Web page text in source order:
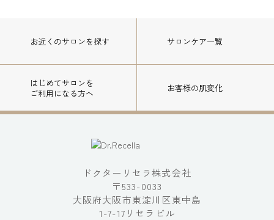
お近くのサロンを探す サロンケア一覧
はじめてサロンを
ご利用になる方へ
お客様の肌変化
ドクターリセラ株式会社
〒533-0033
大阪府大阪市東淀川区東中島
1-7-17リセラビル